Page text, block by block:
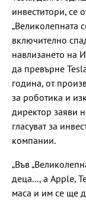
инвеститори, се
„Великолепната
включително
навлизането на
да превърне
година, от
за роботика и
директор заяви
гласуват за
компании.
„Във
деца..., а Apple,
маса и им се ще